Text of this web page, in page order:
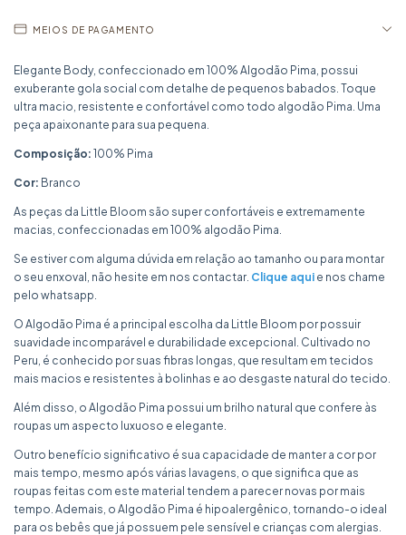
MEIOS DE PAGAMENTO
Elegante Body, confeccionado em 100% Algodão Pima, possui
exuberante gola social com detalhe de pequenos babados. Toque
ultra macio, resistente e confortável como todo algodão Pima. Uma
peça apaixonante para sua pequena.
Composição: 100% Pima
Cor: Branco
As peças da Little Bloom são super confortáveis e extremamente
macias, confeccionadas em 100% algodão Pima.
Se estiver com alguma dúvida em relação ao tamanho ou para montar
o seu enxoval, não hesite em nos contactar. Clique aqui e nos chame
pelo whatsapp.
O Algodão Pima é a principal escolha da Little Bloom por possuir
suavidade incomparável e durabilidade excepcional. Cultivado no
Peru, é conhecido por suas fibras longas, que resultam em tecidos
mais macios e resistentes à bolinhas e ao desgaste natural do tecido.
Além disso, o Algodão Pima possui um brilho natural que confere às
roupas um aspecto luxuoso e elegante.
Outro benefício significativo é sua capacidade de manter a cor por
mais tempo, mesmo após várias lavagens, o que significa que as
roupas feitas com este material tendem a parecer novas por mais
tempo. Ademais, o Algodão Pima é hipoalergênico, tornando-o ideal
para os bebês que já possuem pele sensível e crianças com alergias.